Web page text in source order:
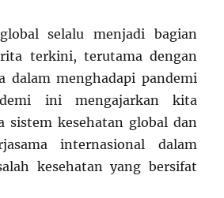
selalu menjadi bagian
terkini, terutama dengan
dalam menghadapi pandemi
ini mengajarkan kita
sistem kesehatan global dan
internasional dalam
kesehatan yang bersifat